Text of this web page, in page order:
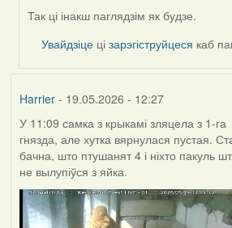
Так ці інакш паглядзім як будзе.
Увайдзіце цізарэгіструйцеся каб
Harrier- 19.05.2026 - 12:27
У 11:09 самка з крыкамі зляцела з 1-га
гнязда, але хутка вярнулася пустая.
бачна, што птушанят 4 і ніхто пакуль
не вылупіўся з яйка.